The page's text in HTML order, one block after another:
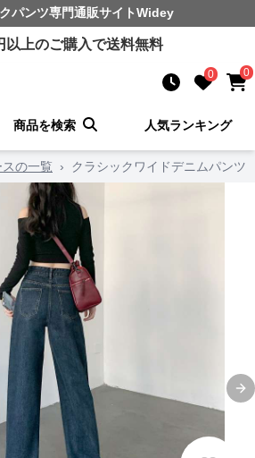
パンツ専門通販サイトWidey
以上のご購入で送料無料
0 0
商品を検索 人気ランキング
の一覧 › クラシックワイドデニムパンツ